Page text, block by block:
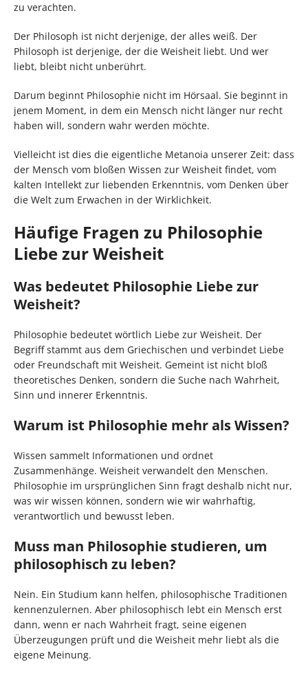
zu verachten.
Der Philosoph ist nicht derjenige, der alles weiß. Der
Philosoph ist derjenige, der die Weisheit liebt. Und wer
liebt, bleibt nicht unberührt.
Darum beginnt Philosophie nicht im Hörsaal. Sie beginnt in
jenem Moment, in dem ein Mensch nicht länger nur recht
haben will, sondern wahr werden möchte.
Vielleicht ist dies die eigentliche Metanoia unserer Zeit: dass
der Mensch vom bloßen Wissen zur Weisheit findet, vom
kalten Intellekt zur liebenden Erkenntnis, vom Denken über
die Welt zum Erwachen in der Wirklichkeit.
Häufige Fragen zu Philosophie
Liebe zur Weisheit
Was bedeutet Philosophie Liebe zur
Weisheit?
Philosophie bedeutet wörtlich Liebe zur Weisheit. Der
Begriff stammt aus dem Griechischen und verbindet Liebe
oder Freundschaft mit Weisheit. Gemeint ist nicht bloß
theoretisches Denken, sondern die Suche nach Wahrheit,
Sinn und innerer Erkenntnis.
Warum ist Philosophie mehr als Wissen?
Wissen sammelt Informationen und ordnet
Zusammenhänge. Weisheit verwandelt den Menschen.
Philosophie im ursprünglichen Sinn fragt deshalb nicht nur,
was wir wissen können, sondern wie wir wahrhaftig,
verantwortlich und bewusst leben.
Muss man Philosophie studieren, um
philosophisch zu leben?
Nein. Ein Studium kann helfen, philosophische Traditionen
kennenzulernen. Aber philosophisch lebt ein Mensch erst
dann, wenn er nach Wahrheit fragt, seine eigenen
Überzeugungen prüft und die Weisheit mehr liebt als die
eigene Meinung.